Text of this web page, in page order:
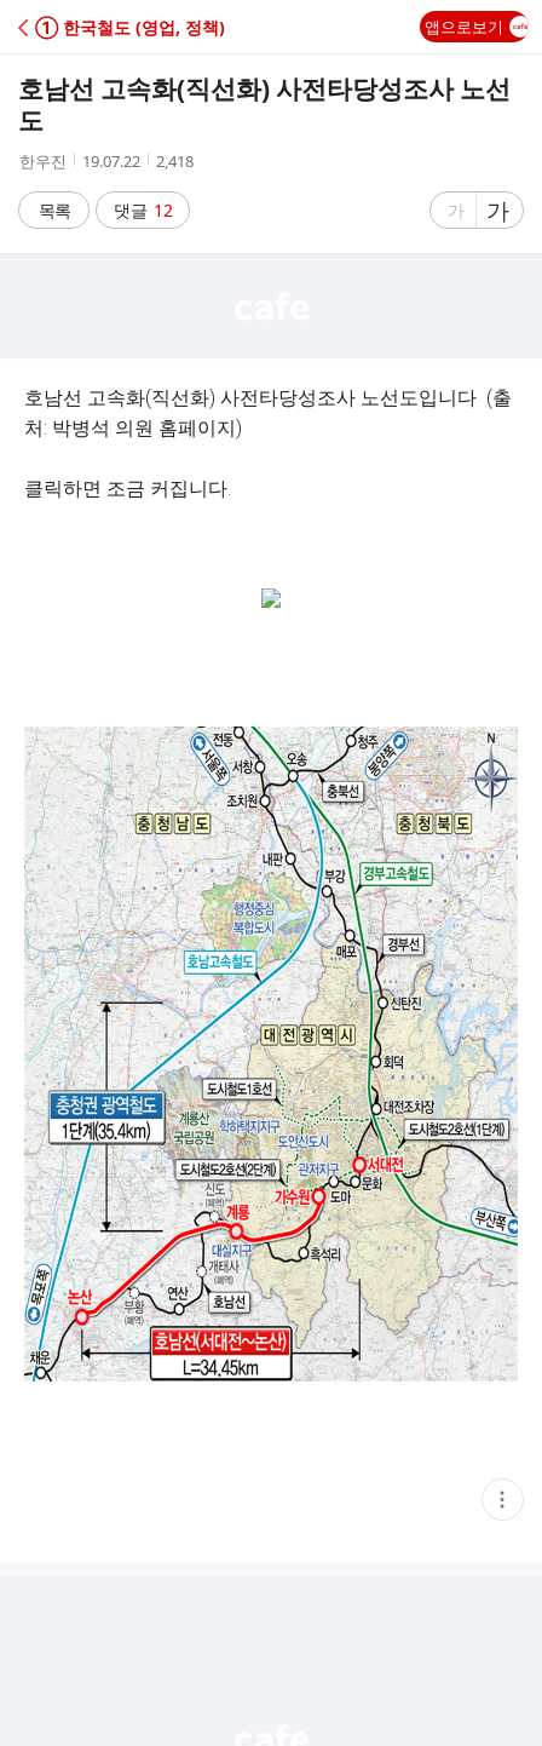
C
A
① 한국철도 (영업, 정책) 앱으로보기
호남선 고속화(직선화) 사전타당성조사 노선
도
작
자
한우진
작
시
간
19.07.22
조
수
2,418
목록 댓글 12
글
게
가
글
자
게
가
호남선 고속화(직선화) 사전타당성조사 노선도입니다 (출
처: 박병석 의원 홈페이지)
클릭하면 조금 커집니다.
현
재